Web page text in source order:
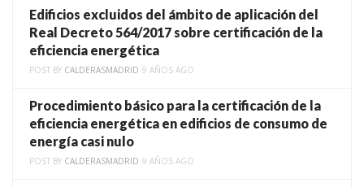
Edificios excluidos del ámbito de aplicación del
Real Decreto 564/2017 sobre certificación de la
eficiencia energética
POST BY CALDERASMADRID 9 AÑOS AGO
Procedimiento básico para la certificación de la
eficiencia energética en edificios de consumo de
energía casi nulo
POST BY CALDERASMADRID 9 AÑOS AGO